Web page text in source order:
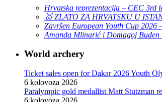
Hrvatska reprezentacija – CEC 3rd
🥇 ZLATO ZA HRVATSKU U
Završen European Youth Cup
Amanda Mlinarić i Domagoj Buden
World archery
Ticket sales open for Dakar 2026 Youth
6 kolovoza 2026
Paralympic gold medallist Matt Stutzman